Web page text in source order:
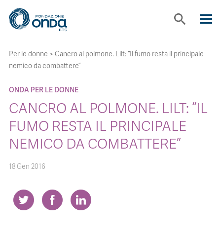
search
CHI SIAMO
CON CHI LAVORIAMO
STRUMENTI
Per le donne > Cancro al polmone. Lilt: “Il fumo resta il principale
nemico da combattere”
ONDA PER LE DONNE
CANCRO AL POLMONE. LILT: “IL
FUMO RESTA IL PRINCIPALE
NEMICO DA COMBATTERE”
18 Gen 2016